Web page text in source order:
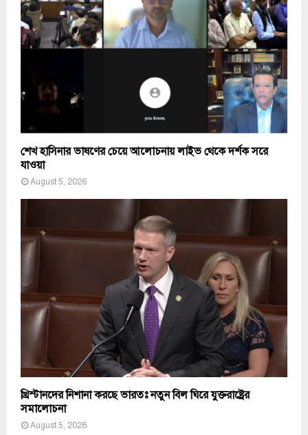
শেখ হাসিনার ভাষণের চেয়ে আলোচনায় লাইভ থেকে দর্শক সরে
যাওয়া
August 5, 2026
খ্রিস্টানদের নিশানা করছে ভারতঃ নতুন বিল ঘিরে যুক্তরাষ্ট্রের
সমালোচনা
August 5, 2026